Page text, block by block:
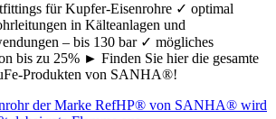
für Kupfer-Eisenrohre ✓ optimal
in Kälteanlagen und
– bis 130 bar ✓ mögliches
bis zu 25% ► Finden Sie hier die gesamte
Produkten von SANHA®!